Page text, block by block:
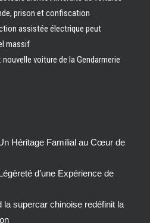
prison et confiscation
assistée électrique peut
massif
voiture de la Gendarmerie
Héritage Familial au Cœur de
d’une Expérience de
la supercar chinoise redéfinit la